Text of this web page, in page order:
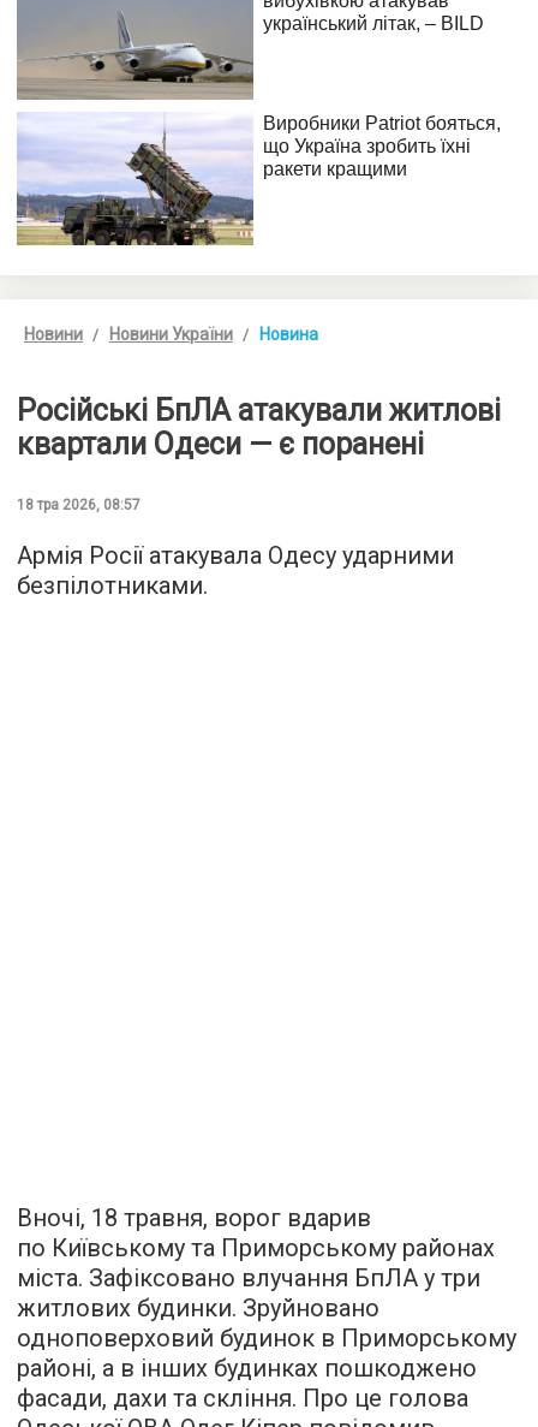
Новини Новини України Новина
Російські БпЛА атакували житлові
квартали Одеси — є поранені
18 тра 2026, 08:57
Армія Росії атакувала Одесу ударними
безпілотниками.
Вночі, 18 травня, ворог вдарив
по Київському та Приморському районах
міста. Зафіксовано влучання БпЛА у три
житлових будинки. Зруйновано
одноповерховий будинок в Приморському
районі, а в інших будинках пошкоджено
фасади, дахи та скління. Про це голова